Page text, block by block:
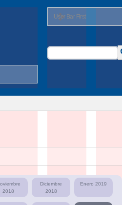
User Bar First
Buscar
2018
Diciembre
2018
Enero 2019